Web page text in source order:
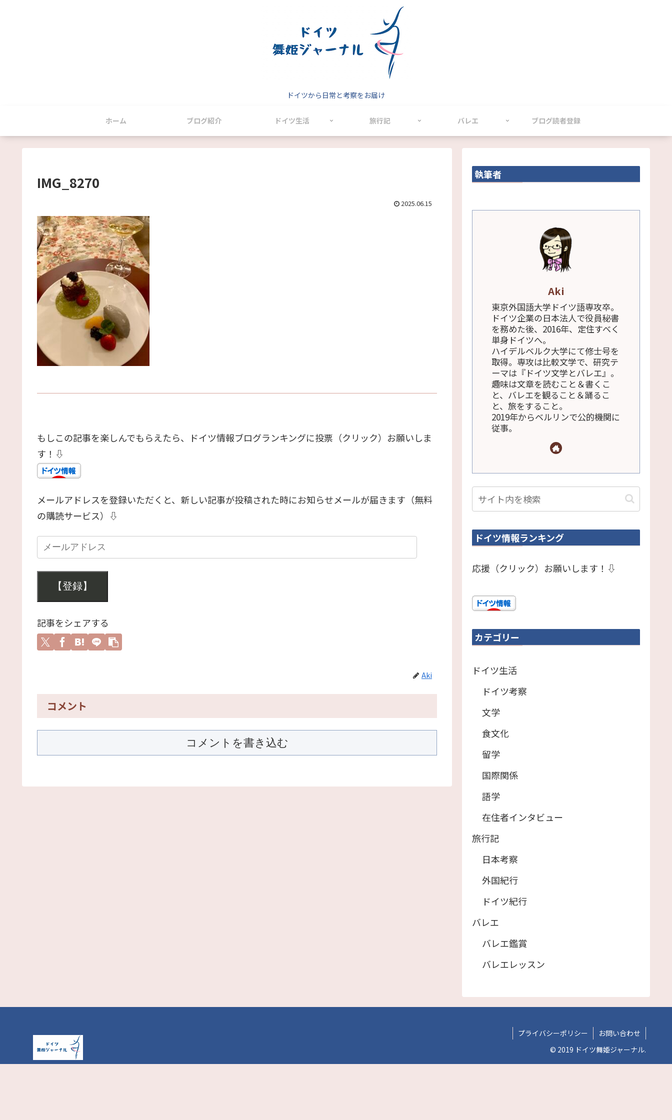
ドイツから日常と考察をお届け
ホーム ブログ紹介 ドイツ生活 旅行記 バレエ ブログ読者登録
IMG_8270
2025.06.15
もしこの記事を楽しんでもらえたら、ドイツ情報ブログランキングに投票（クリック）お願いしま
す！⇩
メールアドレスを登録いただくと、新しい記事が投稿された時にお知らせメールが届きます（無料
の購読サービス）⇩
【登録】
記事をシェアする
Aki
コメント
コメントを書き込む
執筆者
Aki
東京外国語大学ドイツ語専攻卒。
ドイツ企業の日本法人で役員秘書
を務めた後、2016年、定住すべく
単身ドイツへ。
ハイデルベルク大学にて修士号を
取得。専攻は比較文学で、研究テ
ーマは『ドイツ文学とバレエ』。
趣味は文章を読むこと＆書くこ
と、バレエを観ること＆踊るこ
と、旅をすること。
2019年からベルリンで公的機関に
従事。
ドイツ情報ランキング
応援（クリック）お願いします！⇩
カテゴリー
ドイツ生活
ドイツ考察
文学
食文化
留学
国際関係
語学
在住者インタビュー
旅行記
日本考察
外国紀行
ドイツ紀行
バレエ
バレエ鑑賞
バレエレッスン
プライバシーポリシー
お問い合わせ
© 2019 ドイツ舞姫ジャーナル.